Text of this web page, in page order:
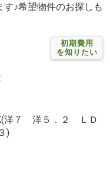
♪希望物件のお探しも
初期費用
を知りたい
洋７ 洋５．２ ＬＤ
)